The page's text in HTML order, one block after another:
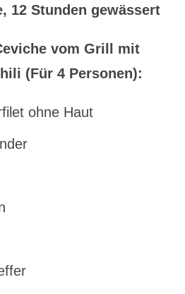
12 Stunden gewässert
vom Grill mit
(Für 4 Personen):
ohne Haut